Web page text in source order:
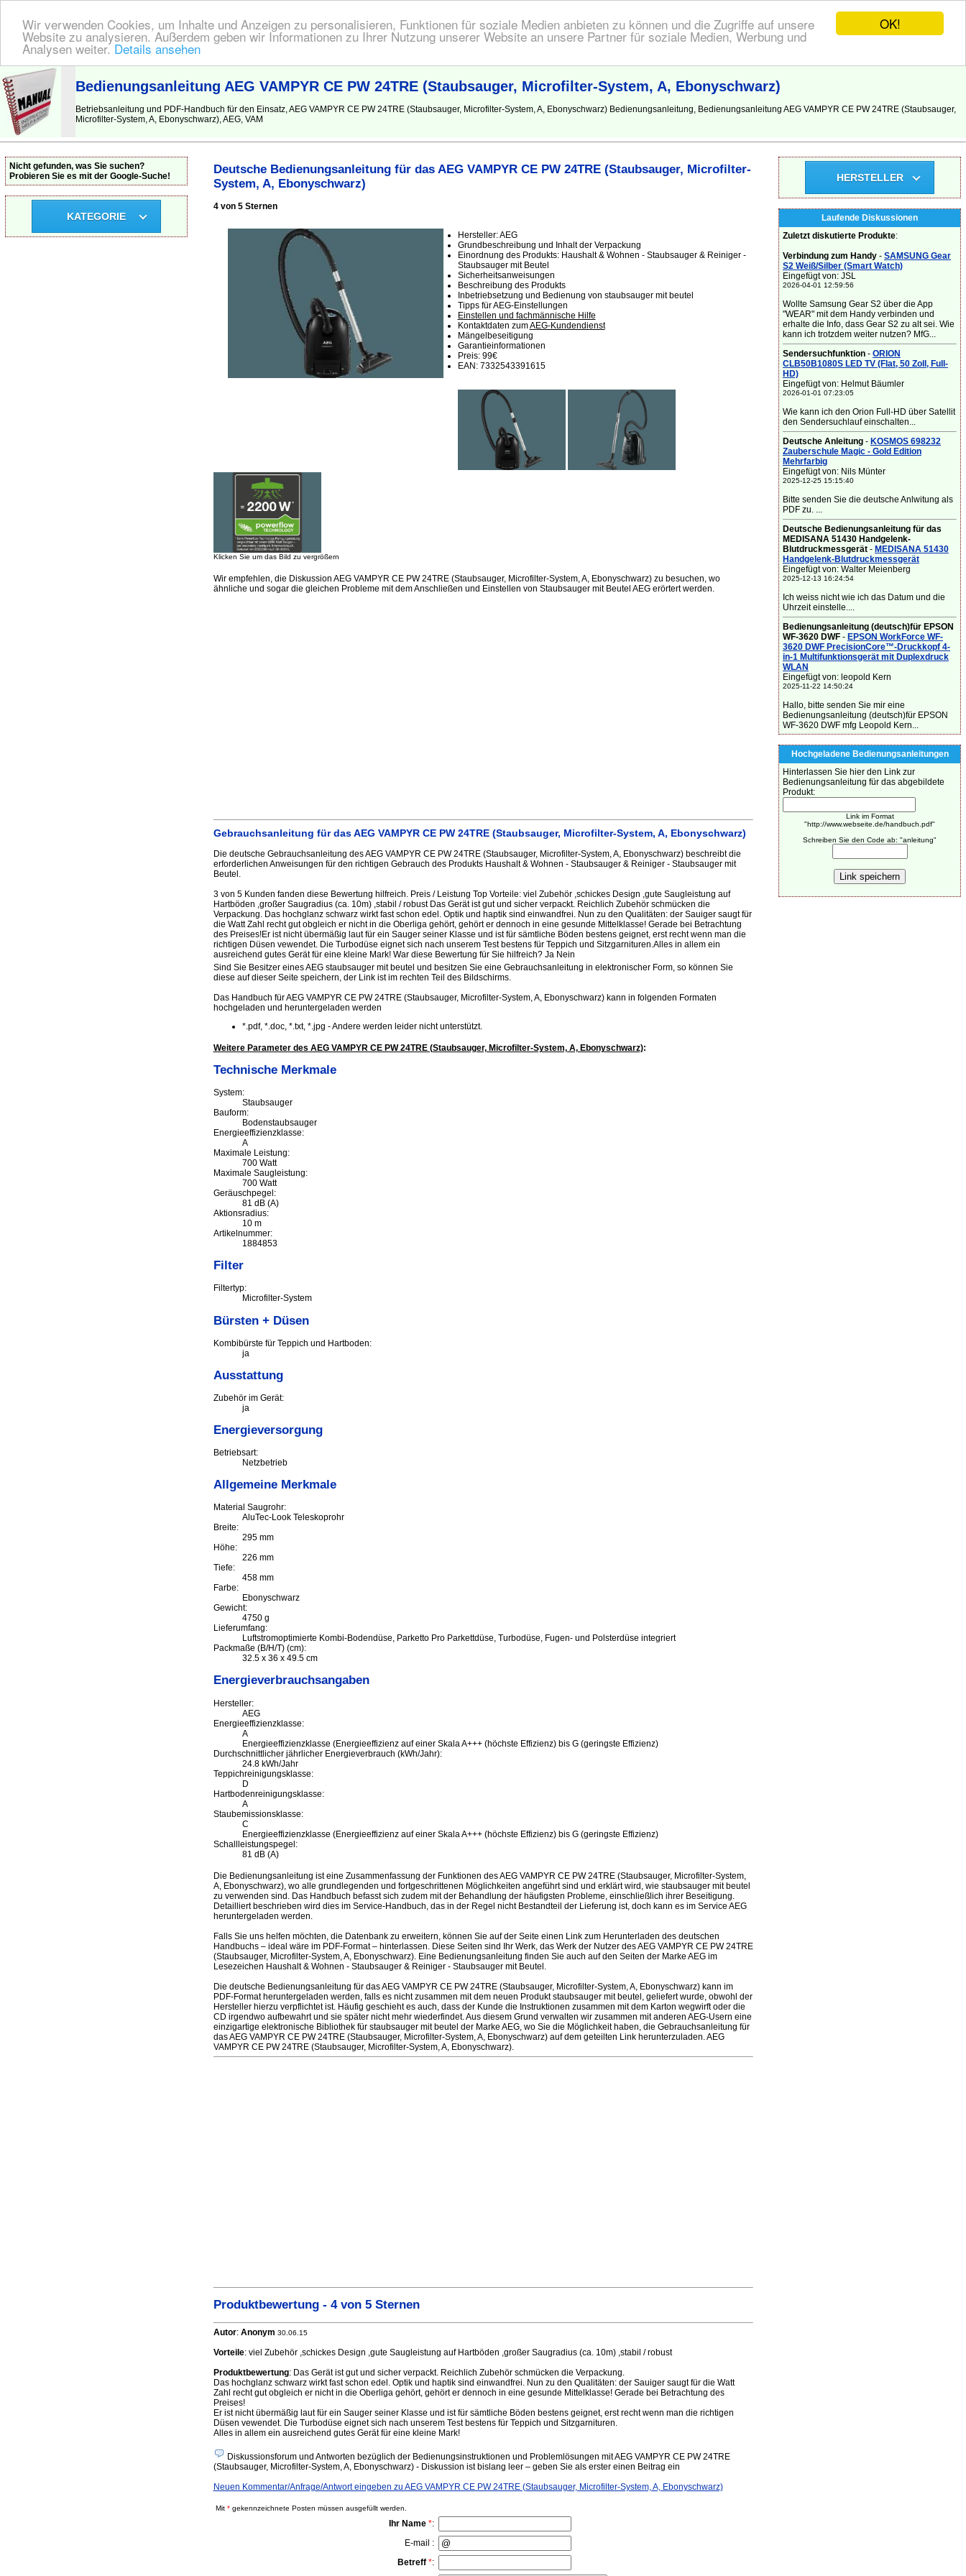
OK!
Wir verwenden Cookies, um Inhalte und Anzeigen zu personalisieren, Funktionen für soziale Medien anbieten zu können und die Zugriffe auf unsere
Website zu analysieren. Außerdem geben wir Informationen zu Ihrer Nutzung unserer Website an unsere Partner für soziale Medien, Werbung und
Analysen weiter. Details ansehen
BEDIENUNGSANLEITUNG | Hier finden Sie die deutsche Anleitung!
Bedienungsanleitung AEG VAMPYR CE PW 24TRE (Staubsauger, Microfilter-System, A, Ebonyschwarz)
Betriebsanleitung und PDF-Handbuch für den Einsatz, AEG VAMPYR CE PW 24TRE (Staubsauger, Microfilter-System, A, Ebonyschwarz) Bedienungsanleitung, Bedienungsanleitung AEG VAMPYR CE PW 24TRE (Staubsauger,
Microfilter-System, A, Ebonyschwarz), AEG, VAM
Deutsche Bedienungsanleitung für das AEG VAMPYR CE PW 24TRE (Staubsauger, Microfilter-
System, A, Ebonyschwarz)
4 von 5 Sternen
Hersteller: AEG
Grundbeschreibung und Inhalt der Verpackung
Einordnung des Produkts: Haushalt & Wohnen - Staubsauger & Reiniger -
Staubsauger mit Beutel
Sicherheitsanweisungen
Beschreibung des Produkts
Inbetriebsetzung und Bedienung von staubsauger mit beutel
Tipps für AEG-Einstellungen
Einstellen und fachmännische Hilfe
Kontaktdaten zumAEG-Kundendienst
Mängelbeseitigung
Garantieinformationen
Preis: 99€
EAN: 7332543391615
Klicken Sie um das Bild zu vergrößern
Wir empfehlen, die Diskussion AEG VAMPYR CE PW 24TRE (Staubsauger, Microfilter-System, A, Ebonyschwarz) zu besuchen, wo
ähnliche und sogar die gleichen Probleme mit dem Anschließen und Einstellen von Staubsauger mit Beutel AEG erörtert werden.
Gebrauchsanleitung für das AEG VAMPYR CE PW 24TRE (Staubsauger, Microfilter-System, A, Ebonyschwarz)
Die deutsche Gebrauchsanleitung des AEG VAMPYR CE PW 24TRE (Staubsauger, Microfilter-System, A, Ebonyschwarz) beschreibt die
erforderlichen Anweisungen für den richtigen Gebrauch des Produkts Haushalt & Wohnen - Staubsauger & Reiniger - Staubsauger mit
Beutel.
3 von 5 Kunden fanden diese Bewertung hilfreich. Preis / Leistung Top Vorteile: viel Zubehör ,schickes Design ,gute Saugleistung auf
Hartböden ,großer Saugradius (ca. 10m) ,stabil / robust Das Gerät ist gut und sicher verpackt. Reichlich Zubehör schmücken die
Verpackung. Das hochglanz schwarz wirkt fast schon edel. Optik und haptik sind einwandfrei. Nun zu den Qualitäten: der Sauiger saugt für
die Watt Zahl recht gut obgleich er nicht in die Oberliga gehört, gehört er dennoch in eine gesunde Mittelklasse! Gerade bei Betrachtung
des Preises!Er ist nicht übermäßig laut für ein Sauger seiner Klasse und ist für sämtliche Böden bestens geignet, erst recht wenn man die
richtigen Düsen vewendet. Die Turbodüse eignet sich nach unserem Test bestens für Teppich und Sitzgarnituren.Alles in allem ein
ausreichend gutes Gerät für eine kleine Mark! War diese Bewertung für Sie hilfreich? Ja Nein
Sind Sie Besitzer eines AEG staubsauger mit beutel und besitzen Sie eine Gebrauchsanleitung in elektronischer Form, so können Sie
diese auf dieser Seite speichern, der Link ist im rechten Teil des Bildschirms.
Das Handbuch für AEG VAMPYR CE PW 24TRE (Staubsauger, Microfilter-System, A, Ebonyschwarz) kann in folgenden Formaten
hochgeladen und heruntergeladen werden
*.pdf, *.doc, *.txt, *.jpg - Andere werden leider nicht unterstützt.
Weitere Parameter des AEG VAMPYR CE PW 24TRE (Staubsauger, Microfilter-System, A, Ebonyschwarz):
Technische Merkmale
System:
Staubsauger
Bauform:
Bodenstaubsauger
Energieeffizienzklasse:
A
Maximale Leistung:
700 Watt
Maximale Saugleistung:
700 Watt
Geräuschpegel:
81 dB (A)
Aktionsradius:
10 m
Artikelnummer:
1884853
Filter
Filtertyp:
Microfilter-System
Bürsten + Düsen
Kombibürste für Teppich und Hartboden:
ja
Ausstattung
Zubehör im Gerät:
ja
Energieversorgung
Betriebsart:
Netzbetrieb
Allgemeine Merkmale
Material Saugrohr:
AluTec-Look Teleskoprohr
Breite:
295 mm
Höhe:
226 mm
Tiefe:
458 mm
Farbe:
Ebonyschwarz
Gewicht:
4750 g
Lieferumfang:
Luftstromoptimierte Kombi-Bodendüse, Parketto Pro Parkettdüse, Turbodüse, Fugen- und Polsterdüse integriert
Packmaße (B/H/T) (cm):
32.5 x 36 x 49.5 cm
Energieverbrauchsangaben
Hersteller:
AEG
Energieeffizienzklasse:
A
Energieeffizienzklasse (Energieeffizienz auf einer Skala A+++ (höchste Effizienz) bis G (geringste Effizienz)
Durchschnittlicher jährlicher Energieverbrauch (kWh/Jahr):
24.8 kWh/Jahr
Teppichreinigungsklasse:
D
Hartbodenreinigungsklasse:
A
Staubemissionsklasse:
C
Energieeffizienzklasse (Energieeffizienz auf einer Skala A+++ (höchste Effizienz) bis G (geringste Effizienz)
Schallleistungspegel:
81 dB (A)
Die Bedienungsanleitung ist eine Zusammenfassung der Funktionen des AEG VAMPYR CE PW 24TRE (Staubsauger, Microfilter-System,
A, Ebonyschwarz), wo alle grundlegenden und fortgeschrittenen Möglichkeiten angeführt sind und erklärt wird, wie staubsauger mit beutel
zu verwenden sind. Das Handbuch befasst sich zudem mit der Behandlung der häufigsten Probleme, einschließlich ihrer Beseitigung.
Detailliert beschrieben wird dies im Service-Handbuch, das in der Regel nicht Bestandteil der Lieferung ist, doch kann es im Service AEG
heruntergeladen werden.
Falls Sie uns helfen möchten, die Datenbank zu erweitern, können Sie auf der Seite einen Link zum Herunterladen des deutschen
Handbuchs – ideal wäre im PDF-Format – hinterlassen. Diese Seiten sind Ihr Werk, das Werk der Nutzer des AEG VAMPYR CE PW 24TRE
(Staubsauger, Microfilter-System, A, Ebonyschwarz). Eine Bedienungsanleitung finden Sie auch auf den Seiten der Marke AEG im
Lesezeichen Haushalt & Wohnen - Staubsauger & Reiniger - Staubsauger mit Beutel.
Die deutsche Bedienungsanleitung für das AEG VAMPYR CE PW 24TRE (Staubsauger, Microfilter-System, A, Ebonyschwarz) kann im
PDF-Format heruntergeladen werden, falls es nicht zusammen mit dem neuen Produkt staubsauger mit beutel, geliefert wurde, obwohl der
Hersteller hierzu verpflichtet ist. Häufig geschieht es auch, dass der Kunde die Instruktionen zusammen mit dem Karton wegwirft oder die
CD irgendwo aufbewahrt und sie später nicht mehr wiederfindet. Aus diesem Grund verwalten wir zusammen mit anderen AEG-Usern eine
einzigartige elektronische Bibliothek für staubsauger mit beutel der Marke AEG, wo Sie die Möglichkeit haben, die Gebrauchsanleitung für
das AEG VAMPYR CE PW 24TRE (Staubsauger, Microfilter-System, A, Ebonyschwarz) auf dem geteilten Link herunterzuladen. AEG
VAMPYR CE PW 24TRE (Staubsauger, Microfilter-System, A, Ebonyschwarz).
Produktbewertung - 4 von 5 Sternen
Autor: Anonym 30.06.15
Vorteile: viel Zubehör ,schickes Design ,gute Saugleistung auf Hartböden ,großer Saugradius (ca. 10m) ,stabil / robust
Produktbewertung: Das Gerät ist gut und sicher verpackt. Reichlich Zubehör schmücken die Verpackung.
Das hochglanz schwarz wirkt fast schon edel. Optik und haptik sind einwandfrei. Nun zu den Qualitäten: der Sauiger saugt für die Watt
Zahl recht gut obgleich er nicht in die Oberliga gehört, gehört er dennoch in eine gesunde Mittelklasse! Gerade bei Betrachtung des
Preises!
Er ist nicht übermäßig laut für ein Sauger seiner Klasse und ist für sämtliche Böden bestens geignet, erst recht wenn man die richtigen
Düsen vewendet. Die Turbodüse eignet sich nach unserem Test bestens für Teppich und Sitzgarnituren.
Alles in allem ein ausreichend gutes Gerät für eine kleine Mark!
Diskussionsforum und Antworten bezüglich der Bedienungsinstruktionen und Problemlösungen mit AEG VAMPYR CE PW 24TRE
(Staubsauger, Microfilter-System, A, Ebonyschwarz) - Diskussion ist bislang leer – geben Sie als erster einen Beitrag ein
Neuen Kommentar/Anfrage/Antwort eingeben zu AEG VAMPYR CE PW 24TRE (Staubsauger, Microfilter-System, A, Ebonyschwarz)
Mit *gekennzeichnete Posten müssen ausgefüllt werden.
Ihr Name *:
E-mail :
Betreff *:
Nicht gefunden, was Sie suchen?
Probieren Sie es mit der Google-Suche!
KATEGORIE
HERSTELLER
Laufende Diskussionen
Zuletzt diskutierte Produkte:
Verbindung zum Handy - SAMSUNG Gear
S2 Weiß/Silber (Smart Watch)
Eingefügt von: JSL
2026-04-01 12:59:56
Wollte Samsung Gear S2 über die App
"WEAR" mit dem Handy verbinden und
erhalte die Info, dass Gear S2 zu alt sei. Wie
kann ich trotzdem weiter nutzen? MfG...
Sendersuchfunktion - ORION
CLB50B1080S LED TV (Flat, 50 Zoll, Full-
HD)
Eingefügt von: Helmut Bäumler
2026-01-01 07:23:05
Wie kann ich den Orion Full-HD über Satellit
den Sendersuchlauf einschalten...
Deutsche Anleitung - KOSMOS 698232
Zauberschule Magic - Gold Edition
Mehrfarbig
Eingefügt von: Nils Münter
2025-12-25 15:15:40
Bitte senden Sie die deutsche Anlwitung als
PDF zu. ...
Deutsche Bedienungsanleitung für das
MEDISANA 51430 Handgelenk-
Blutdruckmessgerät - MEDISANA 51430
Handgelenk-Blutdruckmessgerät
Eingefügt von: Walter Meienberg
2025-12-13 16:24:54
Ich weiss nicht wie ich das Datum und die
Uhrzeit einstelle....
Bedienungsanleitung (deutsch)für EPSON
WF-3620 DWF - EPSON WorkForce WF-
3620 DWF PrecisionCore™-Druckkopf 4-
in-1 Multifunktionsgerät mit Duplexdruck
WLAN
Eingefügt von: leopold Kern
2025-11-22 14:50:24
Hallo, bitte senden Sie mir eine
Bedienungsanleitung (deutsch)für EPSON
WF-3620 DWF mfg Leopold Kern...
Hochgeladene Bedienungsanleitungen
Hinterlassen Sie hier den Link zur
Bedienungsanleitung für das abgebildete
Produkt:
Link im Format
"http://www.webseite.de/handbuch.pdf"
Schreiben Sie den Code ab: "anleitung"